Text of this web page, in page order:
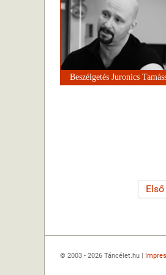
Beszélgetés Juronics
Első
© 2003 - 2026 Táncélet.hu |